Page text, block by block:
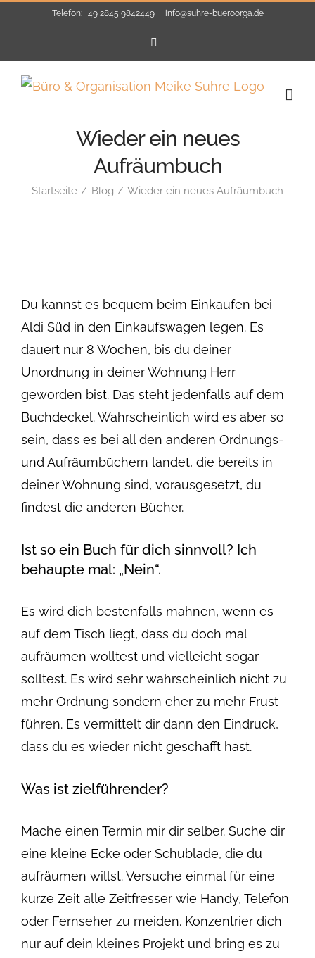
Telefon: +49 2845 9842449 info@suhre-bueroorga.de
Wieder ein neues
Aufräumbuch
Startseite Blog Wieder ein neues Aufräumbuch
Du kannst es bequem beim Einkaufen bei
Aldi Süd in den Einkaufswagen legen. Es
dauert nur 8 Wochen, bis du deiner
Unordnung in deiner Wohnung Herr
geworden bist. Das steht jedenfalls auf dem
Buchdeckel. Wahrscheinlich wird es aber so
sein, dass es bei all den anderen Ordnungs-
und Aufräumbüchern landet, die bereits in
deiner Wohnung sind, vorausgesetzt, du
findest die anderen Bücher.
Ist so ein Buch für dich sinnvoll? Ich
behaupte mal: „Nein“.
Es wird dich bestenfalls mahnen, wenn es
auf dem Tisch liegt, dass du doch mal
aufräumen wolltest und vielleicht sogar
solltest. Es wird sehr wahrscheinlich nicht zu
mehr Ordnung sondern eher zu mehr Frust
führen. Es vermittelt dir dann den Eindruck,
dass du es wieder nicht geschafft hast.
Was ist zielführender?
Mache einen Termin mir dir selber. Suche dir
eine kleine Ecke oder Schublade, die du
aufräumen willst. Versuche einmal für eine
kurze Zeit alle Zeitfresser wie Handy, Telefon
oder Fernseher zu meiden. Konzentrier dich
nur auf dein kleines Projekt und bring es zu